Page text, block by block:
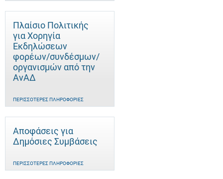
Πλαίσιο Πολιτικής
για Χορηγία
Εκδηλώσεων
φορέων/συνδέσμων/
οργανισμών από την
ΑνΑΔ
ΠΕΡΙΣΣΌΤΕΡΕΣ ΠΛΗΡΟΦΟΡΊΕΣ
Αποφάσεις για
Δημόσιες Συμβάσεις
ΠΕΡΙΣΣΌΤΕΡΕΣ ΠΛΗΡΟΦΟΡΊΕΣ